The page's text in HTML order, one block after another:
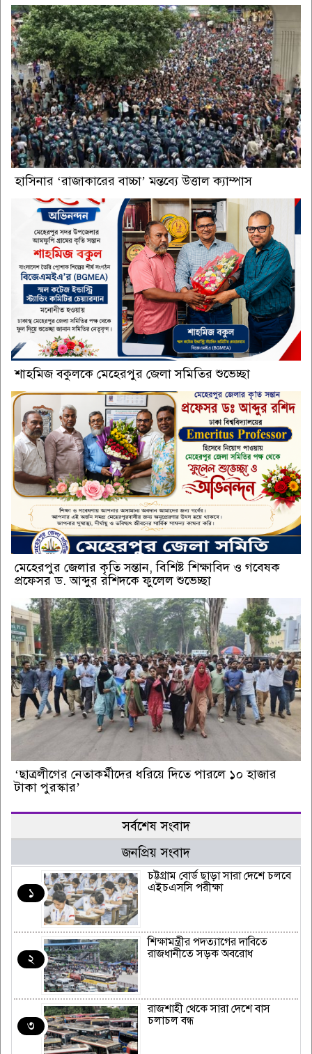
হাসিনার ‘রাজাকারের বাচ্চা’ মন্তব্যে উত্তাল ক্যাম্পাস
শাহমিজ বকুলকে মেহেরপুর জেলা সমিতির শুভেচ্ছা
মেহেরপুর জেলার কৃতি সন্তান, বিশিষ্ট শিক্ষাবিদ ও গবেষক
প্রফেসর ড. আব্দুর রশিদকে ফুলেল শুভেচ্ছা
‘ছাত্রলীগের নেতাকর্মীদের ধরিয়ে দিতে পারলে ১০ হাজার
টাকা পুরস্কার’
সর্বশেষ সংবাদ
জনপ্রিয় সংবাদ
১
চট্টগ্রাম বোর্ড ছাড়া সারা দেশে চলবে
এইচএসসি পরীক্ষা
২
শিক্ষামন্ত্রীর পদত্যাগের দাবিতে
রাজধানীতে সড়ক অবরোধ
৩
রাজশাহী থেকে সারা দেশে বাস
চলাচল বন্ধ